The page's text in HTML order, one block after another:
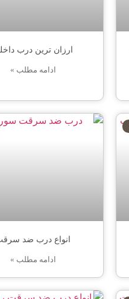
ارزان ترین درب
ادامه مطلب »
انواع درب ضد
ادامه مطلب »